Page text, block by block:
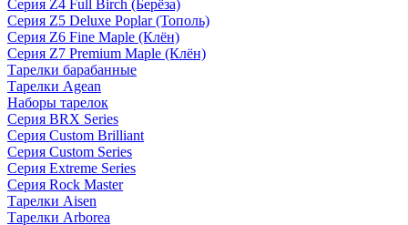
Серия Z4 Full Birch (Берёза)
Серия Z5 Deluxe Poplar (Тополь)
Серия Z6 Fine Maple (Клён)
Серия Z7 Premium Maple (Клён)
Тарелки барабанные
Тарелки Agean
Наборы тарелок
Серия BRX Series
Серия Custom Brilliant
Серия Custom Series
Серия Extreme Series
Серия Rock Master
Тарелки Aisen
Тарелки Arborea